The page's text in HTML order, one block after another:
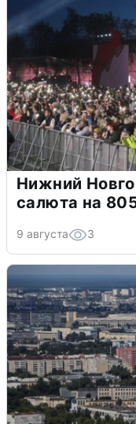
Нижний
салюта на
9 августа 3